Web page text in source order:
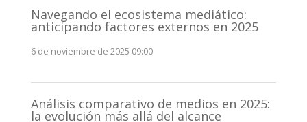
Navegando el ecosistema mediático:
anticipando factores externos en 2025
6 de noviembre de 2025 09:00
Análisis comparativo de medios en 2025:
la evolución más allá del alcance